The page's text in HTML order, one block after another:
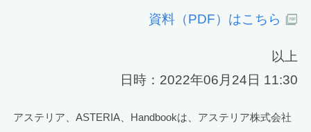
資料（PDF）はこちら
以上
日時：2022年06月24日 11:30
アステリア、ASTERIA、Handbookは、アステリア株式会社